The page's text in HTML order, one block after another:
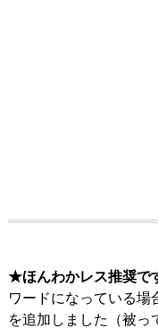
★ほんわかレス推奨で
ワードになっている
を追加しました（被っ